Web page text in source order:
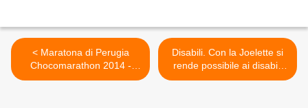
< Maratona di Perugia
Chocomarathon 2014 -
Trofeo FIAT Professional
Disabili. Con la Joelette si
rende possibile ai disabili
l'esperienza della montagna